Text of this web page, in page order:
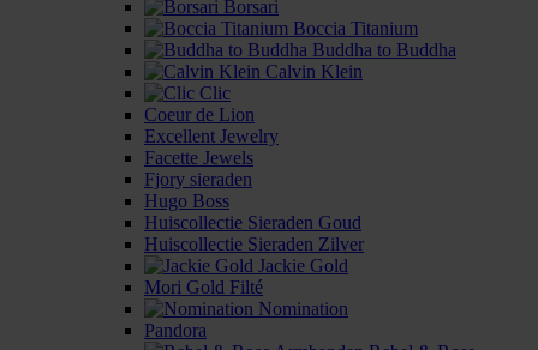
Borsari
Boccia Titanium
Buddha to Buddha
Calvin Klein
Clic
Coeur de Lion
Excellent Jewelry
Facette Jewels
Fjory sieraden
Hugo Boss
Huiscollectie Sieraden Goud
Huiscollectie Sieraden Zilver
Jackie Gold
Mori Gold Filté
Nomination
Pandora